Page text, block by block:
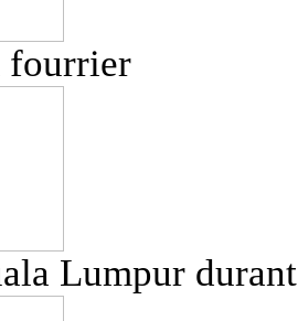
fourrier
Lumpur